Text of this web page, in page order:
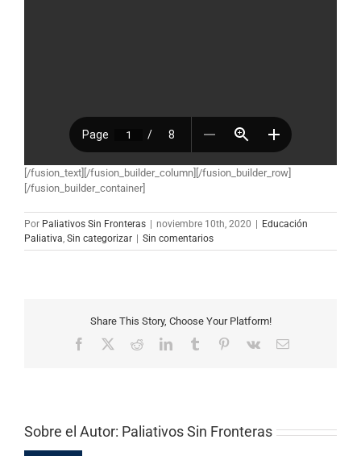
[/fusion_text][/fusion_builder_column][/fusion_builder_row]
[/fusion_builder_container]
Por Paliativos Sin Fronteras noviembre 10th, 2020
Educación
Paliativa, Sin categorizar Sin comentarios
Share This Story, Choose Your Platform!
Facebook RedditLinkedInTumblr Pinterest
Vk
Correo
Sobre el Autor: Paliativos Sin Fronteras